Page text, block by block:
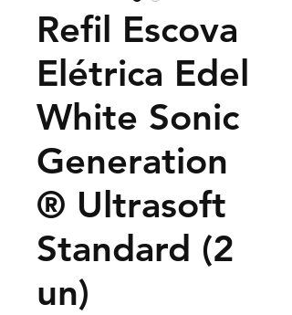
Refil Escova
Elétrica Edel
White Sonic
Generation
® Ultrasoft
Standard (2
un)